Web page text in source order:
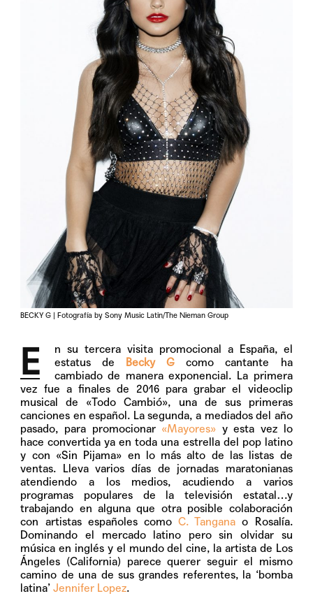
BECKY G | Fotografía by Sony Music Latin/The Nieman Group
E
n su tercera visita promocional a España, el
estatus de
Becky G como cantante ha
cambiado de manera exponencial. La primera
vez fue a finales de 2016 para grabar el videoclip
musical de «Todo Cambió», una de sus primeras
canciones en español. La segunda, a mediados del año
pasado, para promocionar «Mayores» y esta vez lo
hace convertida ya en toda una estrella del pop latino
y con «Sin Pijama» en lo más alto de las listas de
ventas. Lleva varios días de jornadas maratonianas
atendiendo a los medios, acudiendo a varios
programas populares de la televisión estatal…y
trabajando en alguna que otra posible colaboración
con artistas españoles comoC. Tangana o Rosalía.
Dominando el mercado latino pero sin olvidar su
música en inglés y el mundo del cine, la artista de Los
Ángeles (California) parece querer seguir el mismo
camino de una de sus grandes referentes, la ‘bomba
latina’Jennifer Lopez.